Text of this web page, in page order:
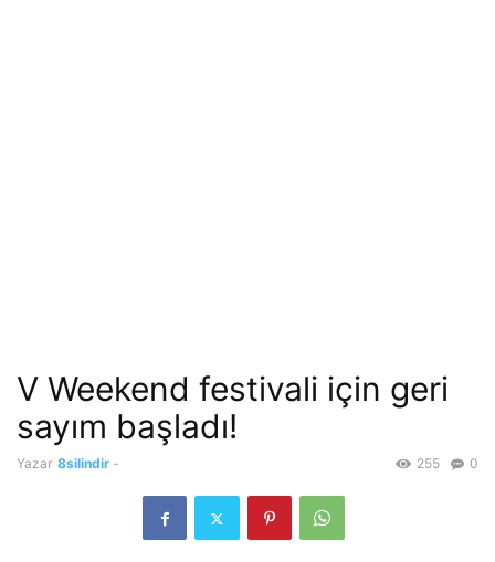
V Weekend festivali için geri
sayım başladı!
Yazar 8silindir - 0
255